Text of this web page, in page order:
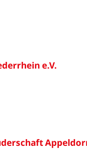
e.V.